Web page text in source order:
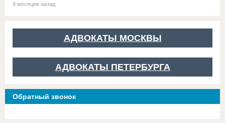
9 месяцев назад
АДВОКАТЫ МОСКВЫ
АДВОКАТЫ ПЕТЕРБУРГА
Обратный звонок